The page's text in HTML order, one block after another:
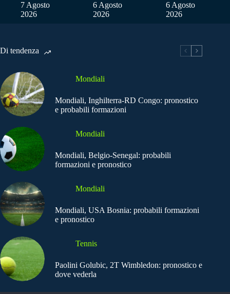
7 Agosto
2026
6 Agosto
2026
6 Agosto
2026
Di tendenza
Mondiali
Mondiali, Inghilterra-RD Congo: pronostico
e probabili formazioni
Mondiali
Mondiali, Belgio-Senegal: probabili
formazioni e pronostico
Mondiali
Mondiali, USA Bosnia: probabili formazioni
e pronostico
Tennis
Paolini Golubic, 2T Wimbledon: pronostico e
dove vederla